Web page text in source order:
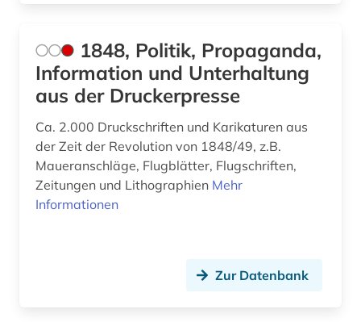
axel oxenstierna (1)
bad kissingen (1)
bad reichenhall (1)
baden (3)
baden-württemberg (12)
1848, Politik, Propaganda,
Information und Unterhaltung
aus der Druckerpresse
Ca. 2.000 Druckschriften und Karikaturen aus
der Zeit der Revolution von 1848/49, z.B.
Maueranschläge, Flugblätter, Flugschriften,
Zeitungen und Lithographien Mehr
Informationen
Zur Datenbank